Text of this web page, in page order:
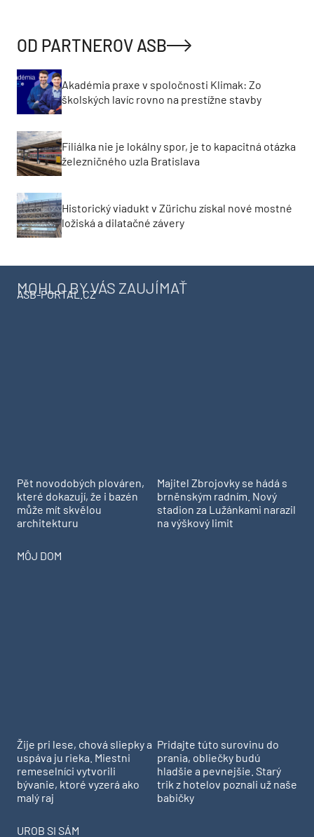
OD PARTNEROV ASB
Akadémia praxe v spoločnosti Klimak: Zo
školských lavíc rovno na prestížne stavby
Filiálka nie je lokálny spor, je to kapacitná otázka
železničného uzla Bratislava
Historický viadukt v Zürichu získal nové mostné
ložiská a dilatačné závery
MOHLO BY VÁS ZAUJÍMAŤ
ASB-PORTAL.CZ
Pět novodobých plováren,
které dokazují, že i bazén
může mít skvělou
architekturu
Majitel Zbrojovky se hádá s
brněnským radním. Nový
stadion za Lužánkami narazil
na výškový limit
MÔJ DOM
Žije pri lese, chová sliepky a
uspáva ju rieka. Miestni
remeselníci vytvorili
bývanie, ktoré vyzerá ako
malý raj
Pridajte túto surovinu do
prania, obliečky budú
hladšie a pevnejšie. Starý
trik z hotelov poznali už naše
babičky
UROB SI SÁM